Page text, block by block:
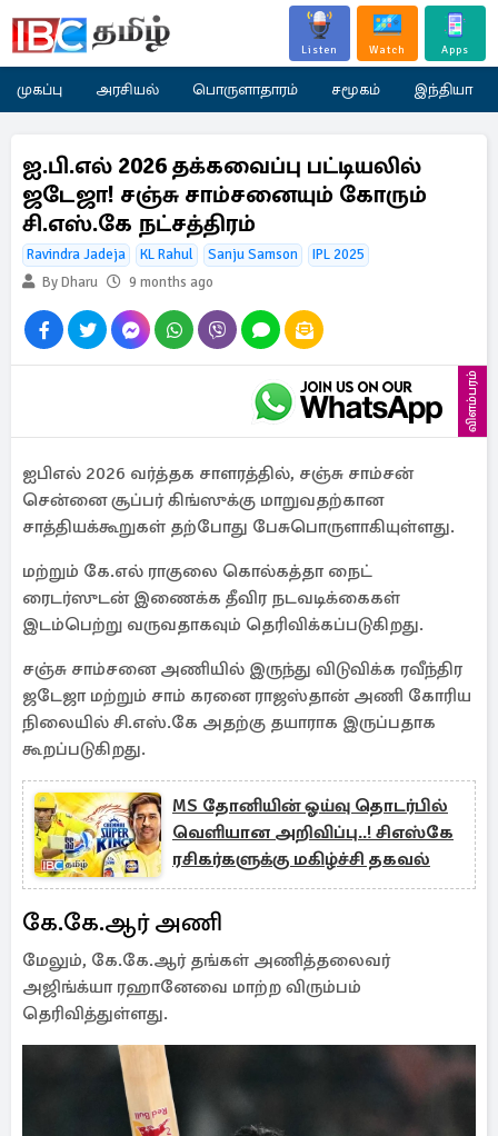
Listen Watch Apps
முகப்பு அரசியல் பொருளாதாரம் சமூகம் இந்தியா
ஐ.பி.எல் 2026 தக்கவைப்பு பட்டியலில்
ஜடேஜா! சஞ்சு சாம்சனையும் கோரும்
சி.எஸ்.கே நட்சத்திரம்
Ravindra Jadeja KL Rahul Sanju Samson
IPL 2025
By Dharu
9 months ago
விளம்பரம்
ஐபிஎல் 2026 வர்த்தக சாளரத்தில், சஞ்சு சாம்சன்
சென்னை சூப்பர் கிங்ஸுக்கு மாறுவதற்கான
சாத்தியக்கூறுகள் தற்போது பேசுபொருளாகியுள்ளது.
மற்றும் கே.எல் ராகுலை கொல்கத்தா நைட்
ரைடர்ஸுடன் இணைக்க தீவிர நடவடிக்கைகள்
இடம்பெற்று வருவதாகவும் தெரிவிக்கப்படுகிறது.
சஞ்சு சாம்சனை அணியில் இருந்து விடுவிக்க ரவீந்திர
ஜடேஜா மற்றும் சாம் கரனை ராஜஸ்தான் அணி கோரிய
நிலையில் சி.எஸ்.கே அதற்கு தயாராக இருப்பதாக
கூறப்படுகிறது.
MS தோனியின் ஓய்வு தொடர்பில்
வெளியான அறிவிப்பு..! சிஎஸ்கே
ரசிகர்களுக்கு மகிழ்ச்சி தகவல்
கே.கே.ஆர் அணி
மேலும், கே.கே.ஆர் தங்கள் அணித்தலைவர்
அஜிங்க்யா ரஹானேவை மாற்ற விரும்பம்
தெரிவித்துள்ளது.